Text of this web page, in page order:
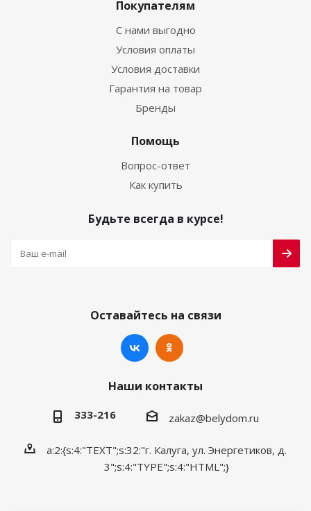
Покупателям
С нами выгодно
Условия оплаты
Условия доставки
Гарантия на товар
Бренды
Помощь
Вопрос-ответ
Как купить
Будьте всегда в курсе!
Оставайтесь на связи
Наши контакты
333-216 zakaz@belydom.ru
a:2:{s:4:"TEXT";s:32:"г. Калуга, ул. Энергетиков, д.
3";s:4:"TYPE";s:4:"HTML";}